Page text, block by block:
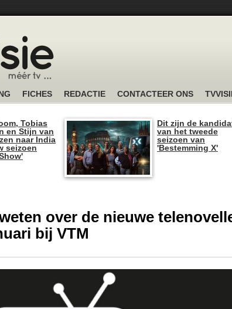
FICHES REDACTIE CONTACTEER ONS
Tobias
en Stijn van
naar India
seizoen
Dit zijn de
van het tweede
seizoen van
'Bestemming X'
over de nieuwe
bij VTM